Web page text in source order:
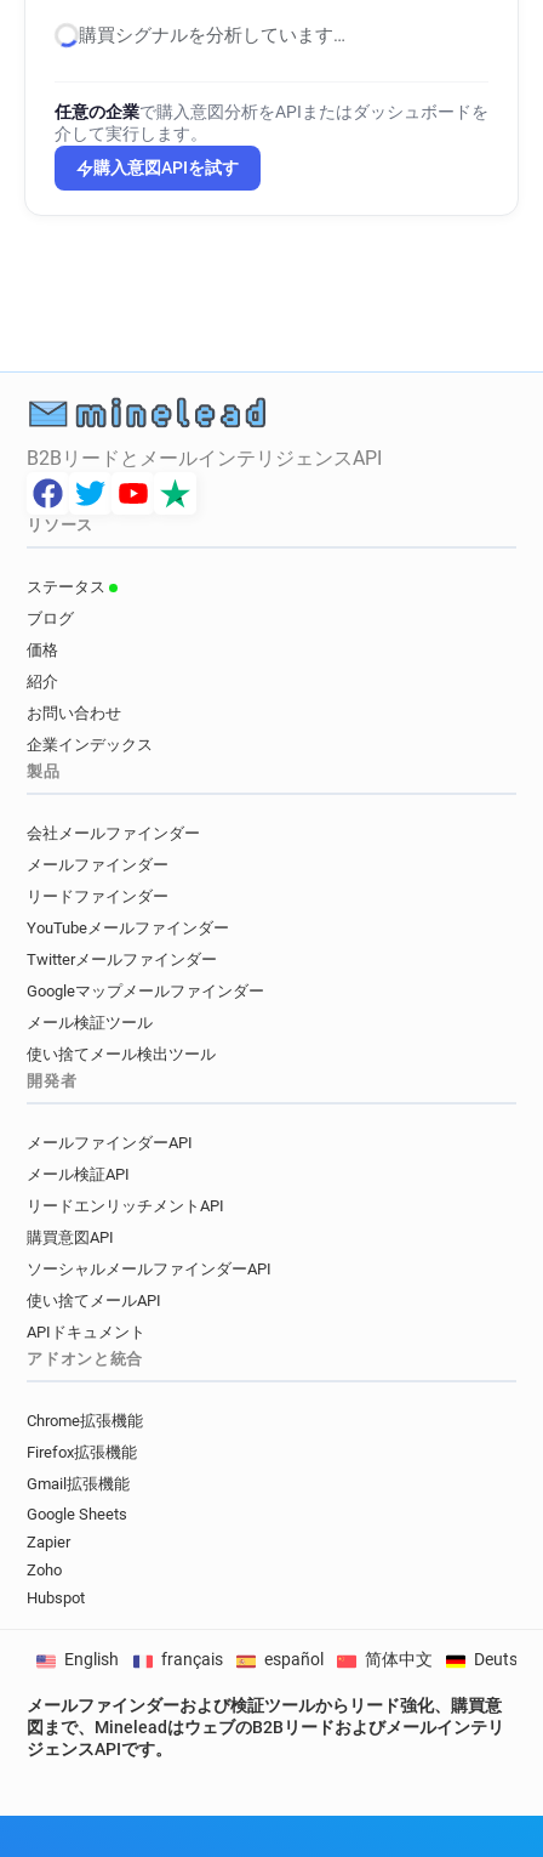
d************@pagesjaunes.fr
p**********@pagesjaunes.fr
q********@pagesjaunes.fr
k*******@pagesjaunes.fr
l*********@pagesjaunes.fr
q******@pagesjaunes.fr
z*******@pagesjaunes.fr
s*********@pagesjaunes.fr
d*******@pagesjaunes.fr
t******@pagesjaunes.fr
l********@pagesjaunes.fr
c************@pagesjaunes.fr
z**********@pagesjaunes.fr
g********@pagesjaunes.fr
d************@pagesjaunes.fr
o*********@pagesjaunes.fr
k**********@pagesjaunes.fr
i**********@pagesjaunes.fr
g*****@pagesjaunes.fr
y************@pagesjaunes.fr
r*******@pagesjaunes.fr
r************@pagesjaunes.fr
l*****@pagesjaunes.fr
o***********@pagesjaunes.fr
e*****@pagesjaunes.fr
v********@pagesjaunes.fr
t******@pagesjaunes.fr
m**********@pagesjaunes.fr
h**********@pagesjaunes.fr
d*******@pagesjaunes.fr
b***********@pagesjaunes.fr
i********@pagesjaunes.fr
p**********@pagesjaunes.fr
g*********@pagesjaunes.fr
h******@pagesjaunes.fr
h********@pagesjaunes.fr
c*********@pagesjaunes.fr
g*****@pagesjaunes.fr
y*******@pagesjaunes.fr
c*****@pagesjaunes.fr
z*******@pagesjaunes.fr
購買シグナルを分析しています…
任意の企業で購入意図分析をAPIまたはダッシュボードを
介して実行します。
購入意図APIを試す
B2BリードとメールインテリジェンスAPI
リソース
ステータス
ブログ
価格
紹介
お問い合わせ
企業インデックス
製品
会社メールファインダー
メールファインダー
リードファインダー
YouTubeメールファインダー
Twitterメールファインダー
Googleマップメールファインダー
メール検証ツール
使い捨てメール検出ツール
開発者
メールファインダーAPI
メール検証API
リードエンリッチメントAPI
購買意図API
ソーシャルメールファインダーAPI
使い捨てメールAPI
APIドキュメント
アドオンと統合
Chrome拡張機能
Firefox拡張機能
Gmail拡張機能
Google Sheets
Zapier
Zoho
Hubspot
メールファインダーおよび検証ツールからリード強化、購買意
図まで、MineleadはウェブのB2Bリードおよびメールインテリ
ジェンスAPIです。
English français español 简体中文 Deutsch